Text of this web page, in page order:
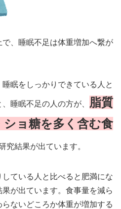
、睡眠不足は体重増加へ繋が
眠をしっかりできている人と
睡眠不足の人の方が、
脂質
ショ糖を多く含む食
究結果が出ています。
ている人と比べると肥満にな
が出ています。食事量を減ら
ないどころか体重が増加する